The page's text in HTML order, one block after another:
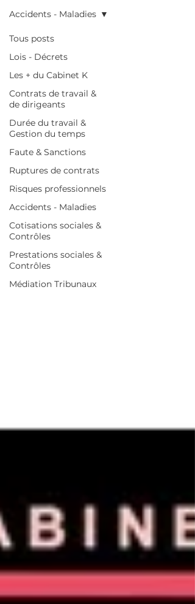
Tous posts
Lois - Décrets
Les + du Cabinet K
Contrats de travail &
de dirigeants
Durée du travail &
Gestion du temps
Faute & Sanctions
Ruptures de contrats
Risques professionnels
Accidents - Maladies
Cotisations sociales &
Contrôles
Prestations sociales &
Contrôles
Médiation Tribunaux
Accidents - Maladies